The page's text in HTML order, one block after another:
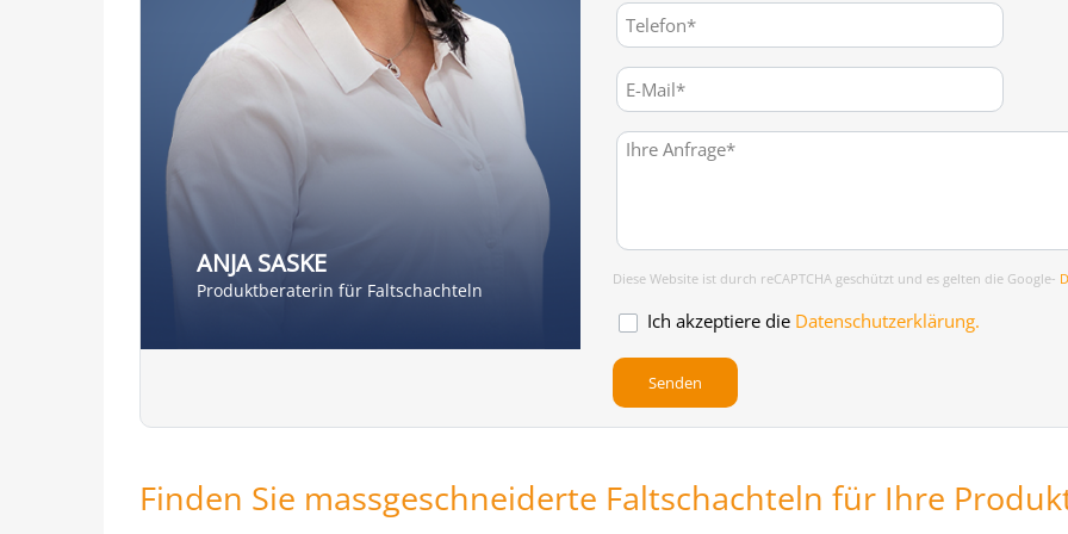
ANJA SASKE
Produktberaterin für Faltschachteln
Diese Website ist durch reCAPTCHA geschützt und es gelten die Google-
Ich akzeptiere die Datenschutzerklärung.
Finden Sie massgeschneiderte Faltschachteln für Ihre